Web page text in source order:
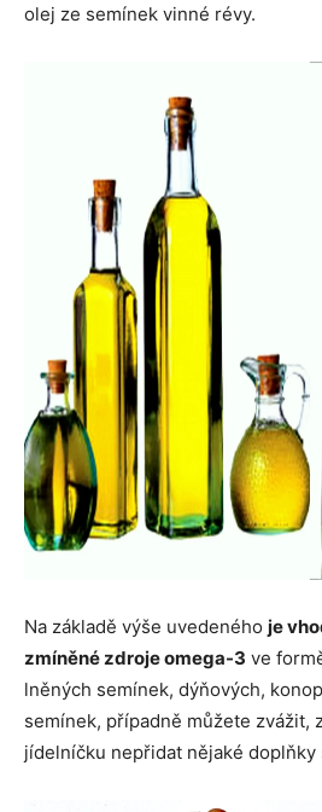
olej ze semínek vinné révy.
Na základě výše uvedeného je
zmíněné zdroje omega-3 ve
lněných semínek, dýňových,
semínek, případně můžete zvážit,
jídelníčku nepřidat nějaké doplňky